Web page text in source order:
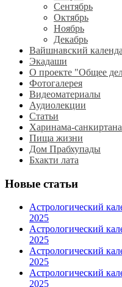
Сентябрь
Октябрь
Ноябрь
Декабрь
Вайшнавский
Экадаши
О проекте "Общее
Фотогалерея
Видеоматериалы
Аудиолекции
Статьи
Харинама-санкиртана
Пища жизни
Дом Прабхупады
Бхакти лата
Новые статьи
Астрологический
2025
Астрологический
2025
Астрологический
2025
Астрологический
2025